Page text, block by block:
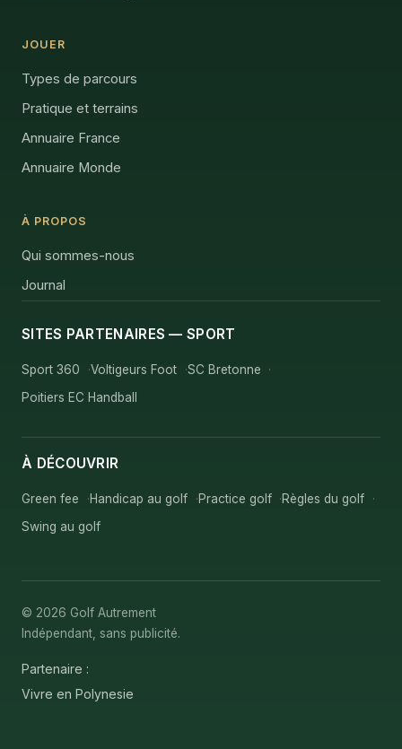
JOUER
Types de parcours
Pratique et terrains
Annuaire France
Annuaire Monde
À PROPOS
Qui sommes-nous
Journal
SITES PARTENAIRES — SPORT
Sport 360 Voltigeurs Foot
SC Bretonne
Poitiers EC Handball
À DÉCOUVRIR
Green fee Handicap au golf Practice golf
Règles du golf
Swing au golf
© 2026 Golf Autrement
Indépendant, sans publicité.
Partenaire :
Vivre en Polynesie